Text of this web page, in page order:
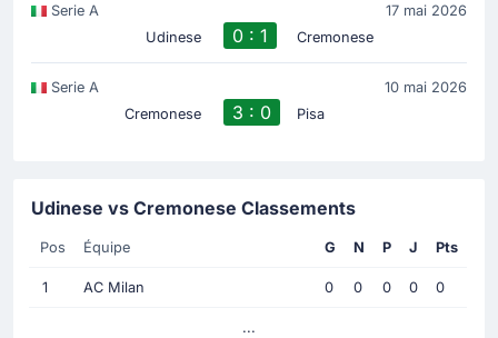
Serie A
17 mai 2026
Udinese
0 : 1 Cremonese
Serie A
10 mai 2026
Cremonese
3 : 0 Pisa
Udinese vs Cremonese Classements
Pos Équipe G N P J Pts
1 AC Milan 0 0 0 0 0
...